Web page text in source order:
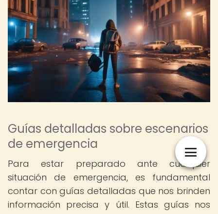
Guías detalladas sobre escenarios
de emergencia
Para estar preparado ante cualquier
situación de emergencia, es fundamental
contar con guías detalladas que nos brinden
información precisa y útil. Estas guías nos